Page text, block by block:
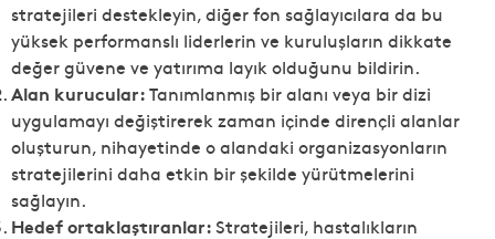
stratejileri destekleyin, diğer fon sağlayıcılara da bu
yüksek performanslı liderlerin ve kuruluşların dikkate
değer güvene ve yatırıma layık olduğunu bildirin.
Alan kurucular:Tanımlanmış bir alanı veya bir dizi
uygulamayı değiştirerek zaman içinde dirençli alanlar
oluşturun, nihayetinde o alandaki organizasyonların
stratejilerini daha etkin bir şekilde yürütmelerini
sağlayın.
Hedef ortaklaştıranlar:Stratejileri, hastalıkların